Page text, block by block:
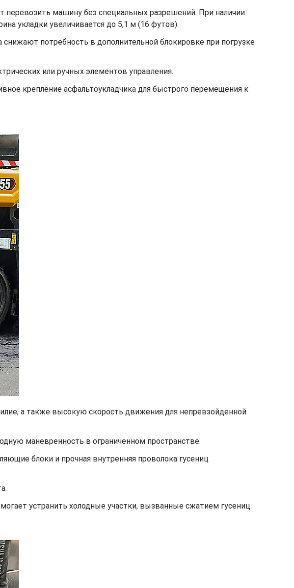
машину без специальных разрешений. При наличии
укладки увеличивается до 5,1 м (16 футов).
потребность в дополнительной блокировке при погрузке
или ручных элементов управления.
крепление асфальтоукладчика для быстрого перемещения к
а также высокую скорость движения для непревзойденной
маневренность в ограниченном пространстве.
блоки и прочная внутренняя проволока гусениц
устранить холодные участки, вызванные сжатием гусениц.